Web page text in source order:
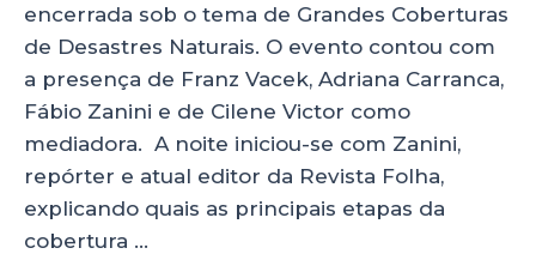
encerrada sob o tema de Grandes Coberturas
de Desastres Naturais. O evento contou com
a presença de Franz Vacek, Adriana Carranca,
Fábio Zanini e de Cilene Victor como
mediadora. A noite iniciou-se com Zanini,
repórter e atual editor da Revista Folha,
explicando quais as principais etapas da
cobertura …